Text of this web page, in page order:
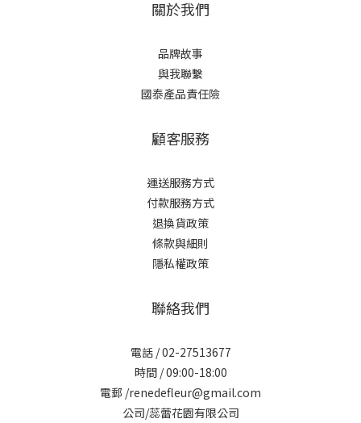
關於我們
品牌故事
與我聯繫
國泰產品責任險
顧客服務
運送服務方式
付款服務方式
退換貨政策
條款與細則
隱私權政策
聯絡我們
電話 / 02-27513677
時間 / 09:00-18:00
電郵 /renedefleur@gmail.com
公司/蕊蕾花園有限公司